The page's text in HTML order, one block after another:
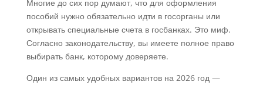
Многие до сих пор думают, что для оформления
пособий нужно обязательно идти в госорганы или
открывать специальные счета в госбанках. Это миф.
Согласно законодательству, вы имеете полное право
выбирать банк, которому доверяете.
Один из самых удобных вариантов на 2026 год —